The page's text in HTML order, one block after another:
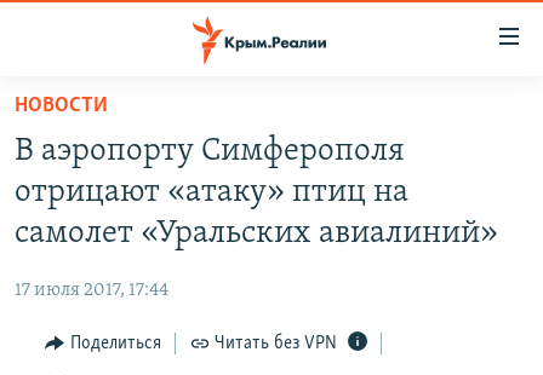
Вернуться
основному
содержанию
Вернутся
главной
Вернутся
СПЕЦПРОЕКТЫ
11 ЛЕТ ОККУПАЦИИ КРЫМА. 11 ИСТОРИЙ СОПРОТИВЛЕНИЯ
ВОДА
ЕЩЕ
ИНТЕРАКТИВ
РАДІО СВОБОДА
НОВОСТИ
В аэропорту Симферополя
отрицают «атаку» птиц на
самолет «Уральских авиалиний»
17 июля 2017, 17:44
Поделиться Читать без VPN